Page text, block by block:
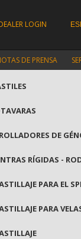
LOGIN
DE PRENSA
DE
RÍGIDAS -
PARA EL
PARA